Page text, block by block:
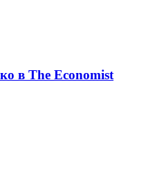
в The Economist